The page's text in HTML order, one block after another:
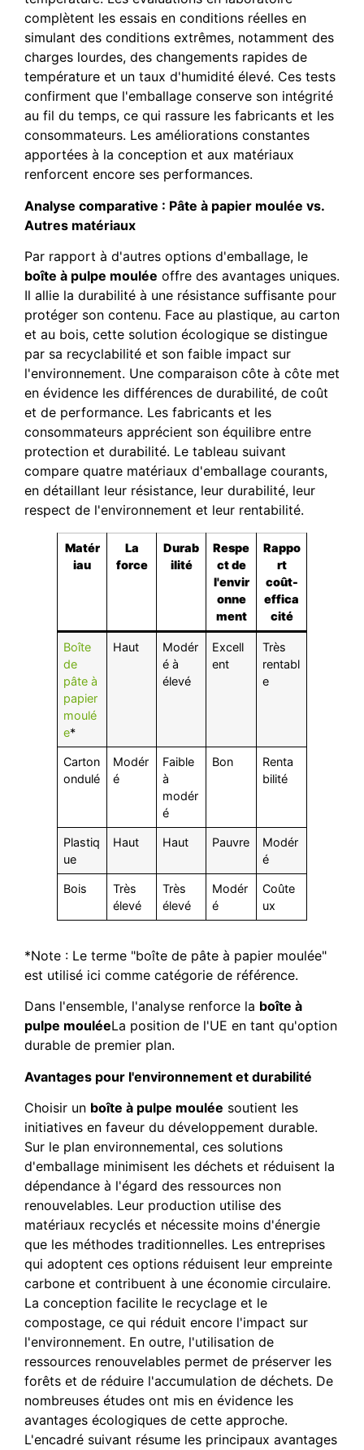
complètent les essais en conditions réelles en
simulant des conditions extrêmes, notamment des
charges lourdes, des changements rapides de
température et un taux d'humidité élevé. Ces tests
confirment que l'emballage conserve son intégrité
au fil du temps, ce qui rassure les fabricants et les
consommateurs. Les améliorations constantes
apportées à la conception et aux matériaux
renforcent encore ses performances.
Analyse comparative : Pâte à papier moulée vs.
Autres matériaux
Par rapport à d'autres options d'emballage, le
boîte à pulpe moulée offre des avantages uniques.
Il allie la durabilité à une résistance suffisante pour
protéger son contenu. Face au plastique, au carton
et au bois, cette solution écologique se distingue
par sa recyclabilité et son faible impact sur
l'environnement. Une comparaison côte à côte met
en évidence les différences de durabilité, de coût
et de performance. Les fabricants et les
consommateurs apprécient son équilibre entre
protection et durabilité. Le tableau suivant
compare quatre matériaux d'emballage courants,
en détaillant leur résistance, leur durabilité, leur
respect de l'environnement et leur rentabilité.
Matér
iau
La
force
Durab
ilité
Respe
ct de
l'envir
onne
ment
Rappo
rt
coût-
effica
cité
Boîte
de
pâte à
papier
moulé
e*
Haut
Modér
é à
élevé
Excell
ent
Très
rentabl
e
Carton
ondulé
Modér
é
Faible
à
modér
é
Bon
Renta
bilité
Plastiq
ue
Haut Haut Pauvre
Modér
é
Bois
Très
élevé
Très
élevé
Modér
é
Coûte
ux
*Note : Le terme "boîte de pâte à papier moulée"
est utilisé ici comme catégorie de référence.
Dans l'ensemble, l'analyse renforce la boîte à
pulpe mouléeLa position de l'UE en tant qu'option
durable de premier plan.
Avantages pour l'environnement et durabilité
Choisir un boîte à pulpe moulée soutient les
initiatives en faveur du développement durable.
Sur le plan environnemental, ces solutions
d'emballage minimisent les déchets et réduisent la
dépendance à l'égard des ressources non
renouvelables. Leur production utilise des
matériaux recyclés et nécessite moins d'énergie
que les méthodes traditionnelles. Les entreprises
qui adoptent ces options réduisent leur empreinte
carbone et contribuent à une économie circulaire.
La conception facilite le recyclage et le
compostage, ce qui réduit encore l'impact sur
l'environnement. En outre, l'utilisation de
ressources renouvelables permet de préserver les
forêts et de réduire l'accumulation de déchets. De
nombreuses études ont mis en évidence les
avantages écologiques de cette approche.
L'encadré suivant résume les principaux avantages